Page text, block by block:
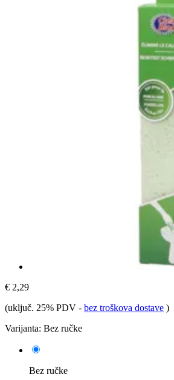
€ 2,29
(uključ. 25% PDV - bez troškova dostave )
Varijanta: Bez ručke
Bez ručke